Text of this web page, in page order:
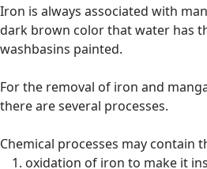
Iron is always associated with
dark brown color that water has
washbasins painted.
For the removal of iron and
there are several processes.
Chemical processes may contain
oxidation of iron to make it